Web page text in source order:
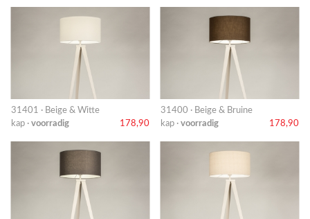
31401 · Beige & Witte
kap · voorradig 178,90
31400 · Beige & Bruine
kap · voorradig 178,90